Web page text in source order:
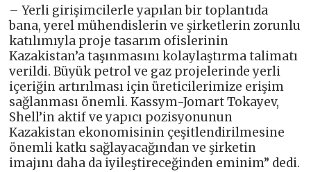
– Yerli girişimcilerle yapılan bir toplantıda
bana, yerel mühendislerin ve şirketlerin zorunlu
katılımıyla proje tasarım ofislerinin
Kazakistan’a taşınmasını kolaylaştırma talimatı
verildi. Büyük petrol ve gaz projelerinde yerli
içeriğin artırılması için üreticilerimize erişim
sağlanması önemli. Kassym-Jomart Tokayev,
Shell’in aktif ve yapıcı pozisyonunun
Kazakistan ekonomisinin çeşitlendirilmesine
önemli katkı sağlayacağından ve şirketin
imajını daha da iyileştireceğinden eminim” dedi.